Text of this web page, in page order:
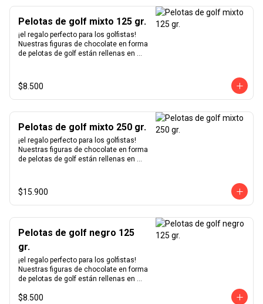
Pelotas de golf mixto 125 gr.
¡el regalo perfecto para los golfistas!
Nuestras figuras de chocolate en forma
de pelotas de golf están rellenas en
chocolate blanco, negro y de leche.
$8.500
Pelotas de golf mixto 250 gr.
¡el regalo perfecto para los golfistas!
Nuestras figuras de chocolate en forma
de pelotas de golf están rellenas en
chocolate blanco, negro y de leche.
$15.900
Pelotas de golf negro 125
gr.
¡el regalo perfecto para los golfistas!
Nuestras figuras de chocolate en forma
de pelotas de golf están rellenas en
avellanas hecho en casa y bañadas en
$8.500